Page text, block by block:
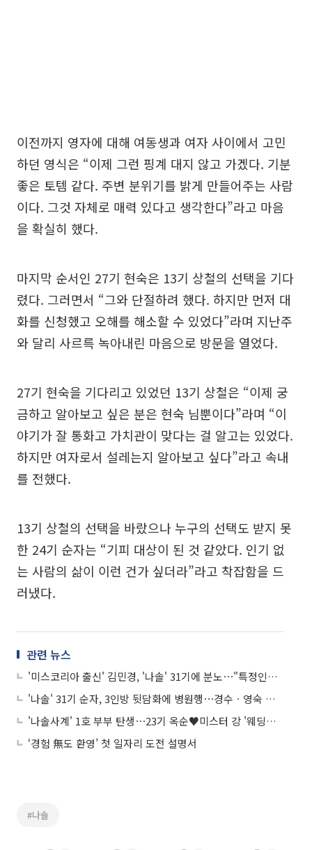
이전까지 영자에 대해 여동생과 여자 사이에서 고민
하던 영식은 “이제 그런 핑계 대지 않고 가겠다. 기분
좋은 토템 같다. 주변 분위기를 밝게 만들어주는 사람
이다. 그것 자체로 매력 있다고 생각한다”라고 마음
을 확실히 했다.
마지막 순서인 27기 현숙은 13기 상철의 선택을 기다
렸다. 그러면서 “그와 단절하려 했다. 하지만 먼저 대
화를 신청했고 오해를 해소할 수 있었다”라며 지난주
와 달리 사르륵 녹아내린 마음으로 방문을 열었다.
27기 현숙을 기다리고 있었던 13기 상철은 “이제 궁
금하고 알아보고 싶은 분은 현숙 님뿐이다”라며 “이
야기가 잘 통화고 가치관이 맞다는 걸 알고는 있었다.
하지만 여자로서 설레는지 알아보고 싶다”라고 속내
를 전했다.
13기 상철의 선택을 바랐으나 누구의 선택도 받지 못
한 24기 순자는 “기피 대상이 된 것 같았다. 인기 없
는 사람의 삶이 이런 건가 싶더라”라고 착잡함을 드
러냈다.
관련 뉴스
'미스코리아 출신' 김민경, '나솔' 31기에 분노⋯"특정인들 무서워, 착하게 살자"
'나솔' 31기 순자, 3인방 뒷담화에 병원행⋯경수ㆍ영숙 최커 분위기 솔솔
'나솔사계' 1호 부부 탄생⋯23기 옥순♥미스터 강 '웨딩화보' 공개
‘경험 無도 환영’ 첫 일자리 도전 설명서
#나솔